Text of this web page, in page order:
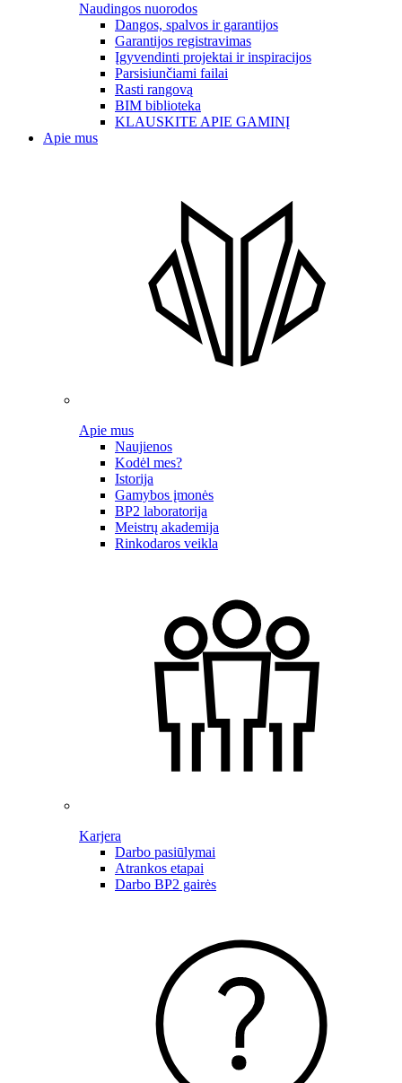
Naudingos nuorodos
Dangos, spalvos ir garantijos
Garantijos registravimas
Įgyvendinti projektai ir inspiracijos
Parsisiunčiami failai
Rasti rangovą
BIM biblioteka
KLAUSKITE APIE GAMINĮ
Apie mus
Apie mus
Naujienos
Kodėl mes?
Istorija
Gamybos įmonės
BP2 laboratorija
Meistrų akademija
Rinkodaros veikla
Karjera
Darbo pasiūlymai
Atrankos etapai
Darbo BP2 gairės